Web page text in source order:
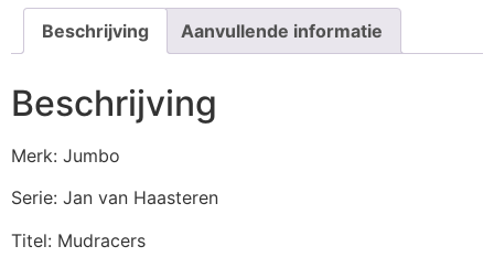
Beschrijving Aanvullende informatie
Beschrijving
Merk: Jumbo
Serie: Jan van Haasteren
Titel: Mudracers